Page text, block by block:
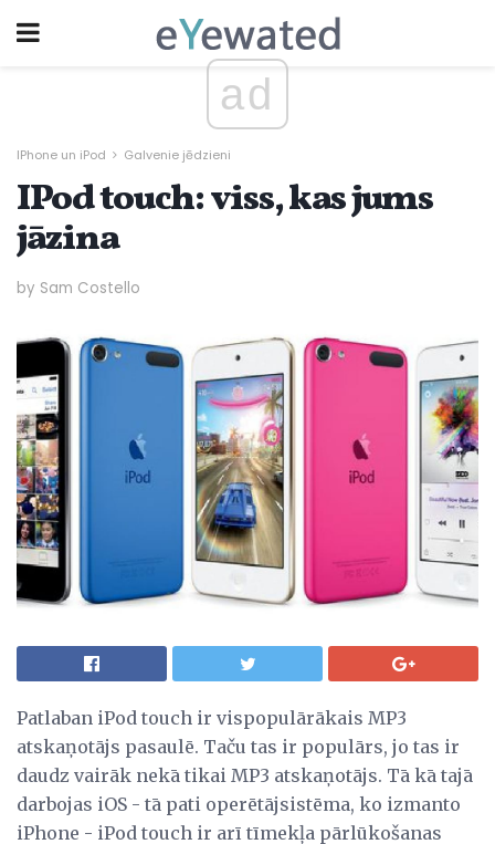
ad
IPhone un iPod Galvenie jēdzieni
IPod touch: viss, kas jums
jāzina
by Sam Costello
Patlaban iPod touch ir vispopulārākais MP3
atskaņotājs pasaulē. Taču tas ir populārs, jo tas ir
daudz vairāk nekā tikai MP3 atskaņotājs. Tā kā tajā
darbojas iOS - tā pati operētājsistēma, ko izmanto
iPhone - iPod touch ir arī tīmekļa pārlūkošanas